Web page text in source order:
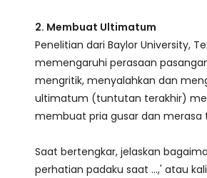
2. Membuat Ultimatum
Penelitian dari Baylor University,
memengaruhi perasaan
mengritik, menyalahkan dan
ultimatum (tuntutan terakhir)
membuat pria gusar dan merasa
Saat bertengkar, jelaskan
perhatian padaku saat ...,' atau